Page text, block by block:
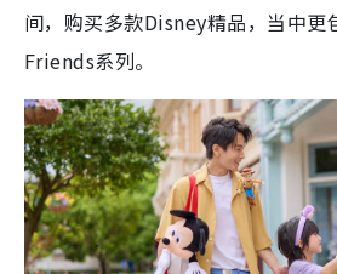
间，购买多款Disney精品，当中更
Friends系列。